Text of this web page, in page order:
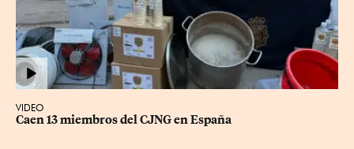
VIDEO
Caen 13 miembros del CJNG en España